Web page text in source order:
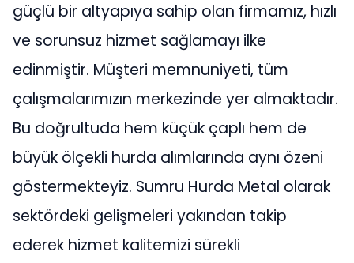
güçlü bir altyapıya sahip olan firmamız, hızlı
ve sorunsuz hizmet sağlamayı ilke
edinmiştir. Müşteri memnuniyeti, tüm
çalışmalarımızın merkezinde yer almaktadır.
Bu doğrultuda hem küçük çaplı hem de
büyük ölçekli hurda alımlarında aynı özeni
göstermekteyiz. Sumru Hurda Metal olarak
sektördeki gelişmeleri yakından takip
ederek hizmet kalitemizi sürekli